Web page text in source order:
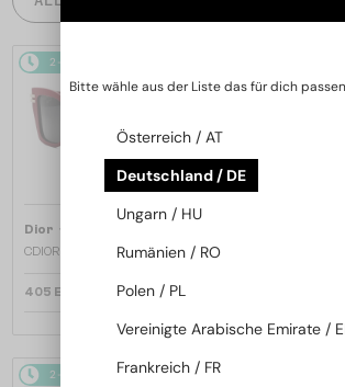
2-4 WERKTAGE
Dior —
CDIOR S1F - 35A0 D - 56
405 EUR
2-4 WERKTAGE
Bitte wähle aus der Liste das für dich
Österreich / AT
Deutschland / DE
Ungarn / HU
Rumänien / RO
Polen / PL
Vereinigte Arabische Emirate /
Frankreich / FR